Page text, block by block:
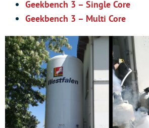
Geekbench 3 – Single Core
Geekbench 3 – Multi Core